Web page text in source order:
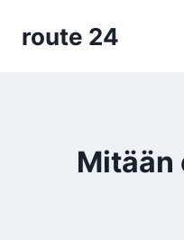
sisältöön
route 24
Mitään